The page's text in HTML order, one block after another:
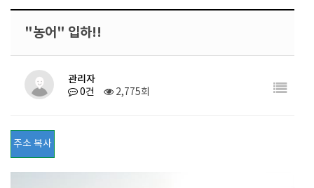
"농어" 입하!!
관리자
0건 2,775회
주소 복사